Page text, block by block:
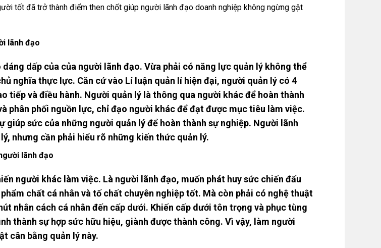
tốt đã trở thành điểm then chốt giúp người lãnh đạo doanh nghiệp không ngừng gặt
lãnh đạo
dấp của của người lãnh đạo. Vừa phải có năng lực quản lý không thể
nghĩa thực lực. Căn cứ vào Lí luận quản lí hiện đại, người quản lý có 4
tiếp và điều hành. Người quản lý là thông qua người khác để hoàn thành
phân phối nguồn lực, chỉ đạo người khác để đạt được mục tiêu làm việc.
giúp sức của những người quản lý để hoàn thành sự nghiệp. Người lãnh
nhưng cần phải hiểu rõ những kiến thức quản lý.
lãnh đạo
người khác làm việc. Là người lãnh đạo, muốn phát huy sức chiến đấu
chất cá nhân và tố chất chuyên nghiệp tốt. Mà còn phải có nghệ thuật
nhân cách cá nhân đến cấp dưới. Khiến cấp dưới tôn trọng và phục tùng
thành sự hợp sức hữu hiệu, giành được thành công. Vì vậy, làm người
cân bằng quản lý này.